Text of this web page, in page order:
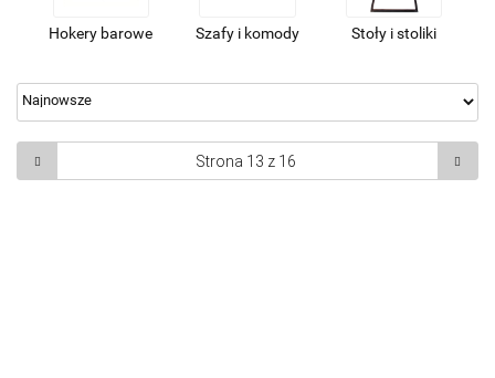
Hokery barowe Szafy i komody Stoły i stoliki